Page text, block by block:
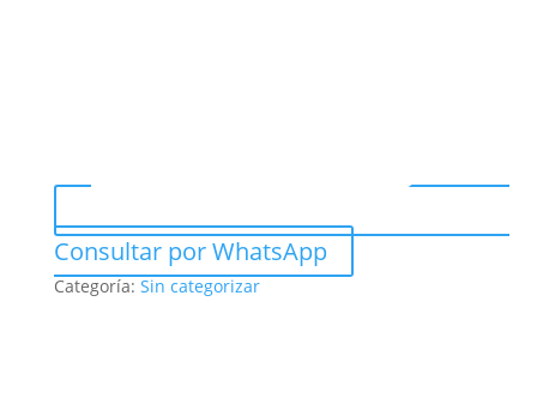
Consultar por WhatsApp
Categoría: Sin categorizar